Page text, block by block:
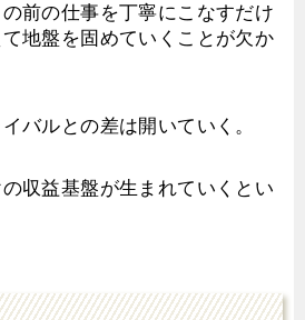
前の仕事を丁寧にこなすだけ
地盤を固めていくことが欠か
バルとの差は開いていく。
収益基盤が生まれていくとい